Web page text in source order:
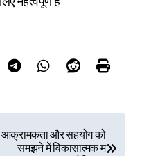
आक्रामकता और सहयोग को
समझने में विकासात्मक म